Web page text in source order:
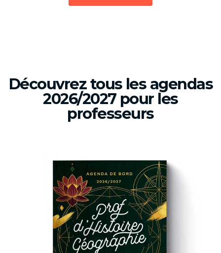
Découvrez tous les agendas
2026/2027 pour les
professeurs